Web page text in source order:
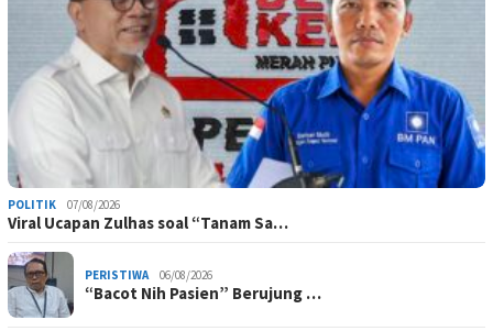
POLITIK 07/08/2026
Viral Ucapan Zulhas soal “Tanam Sa…
PERISTIWA 06/08/2026
“Bacot Nih Pasien” Berujung …